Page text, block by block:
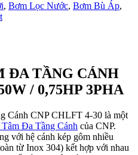
, Bơm Lọc Nước, Bơm Bù Áp,
ĐA TẦNG CÁNH
/ 0,75HP 3PHA
Cánh CNP CHLFT 4-30 là một
Đa Tầng Cánh của CNP.
với hệ cánh kép gôm nhiều
từ Inox 304) kết hợp với nhau